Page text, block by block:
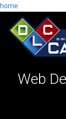
home
Web